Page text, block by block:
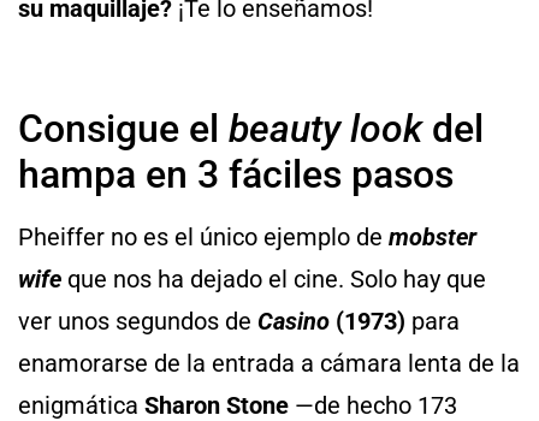
su maquillaje? ¡Te lo enseñamos!
Consigue el beauty look del
hampa en 3 fáciles pasos
Pheiffer no es el único ejemplo de mobster
wife que nos ha dejado el cine. Solo hay que
ver unos segundos de Casino (1973) para
enamorarse de la entrada a cámara lenta de la
enigmática Sharon Stone —de hecho 173